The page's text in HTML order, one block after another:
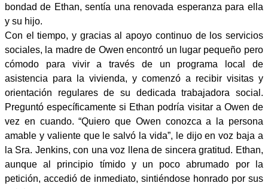
bondad de Ethan, sentía una renovada esperanza para ella
y su hijo.
Con el tiempo, y gracias al apoyo continuo de los servicios
sociales, la madre de Owen encontró un lugar pequeño pero
cómodo para vivir a través de un programa local de
asistencia para la vivienda, y comenzó a recibir visitas y
orientación regulares de su dedicada trabajadora social.
Preguntó específicamente si Ethan podría visitar a Owen de
vez en cuando. “Quiero que Owen conozca a la persona
amable y valiente que le salvó la vida”, le dijo en voz baja a
la Sra. Jenkins, con una voz llena de sincera gratitud. Ethan,
aunque al principio tímido y un poco abrumado por la
petición, accedió de inmediato, sintiéndose honrado por sus